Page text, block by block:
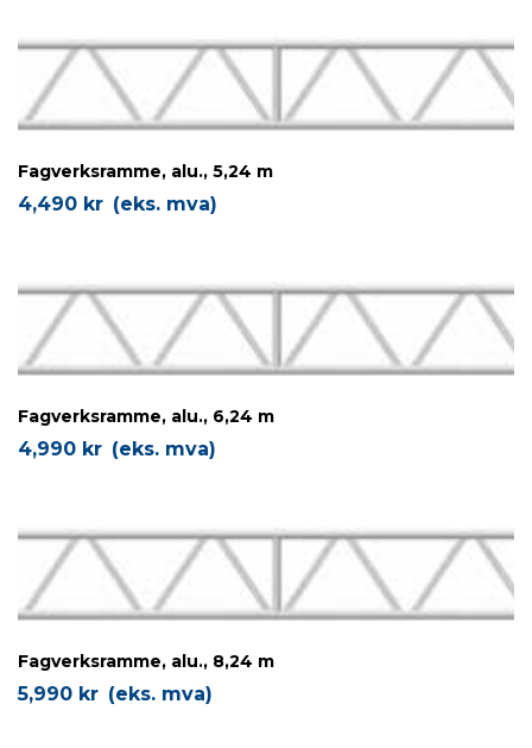
Fagverksramme, alu., 5,24 m
4,490 kr (eks. mva)
Fagverksramme, alu., 6,24 m
4,990 kr (eks. mva)
Fagverksramme, alu., 8,24 m
5,990 kr (eks. mva)